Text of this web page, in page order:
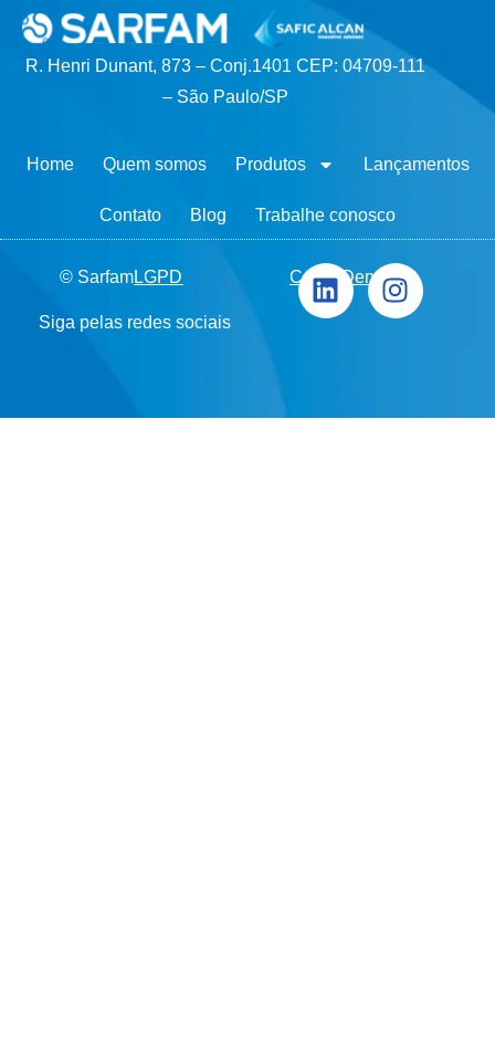
© SarfamLGPD Canal Denúncia
Siga pelas redes sociais
R. Henri Dunant, 873 – Conj.1401 CEP: 04709-111
– São Paulo/SP
Home Quem somos Produtos Lançamentos
Contato Blog Trabalhe conosco